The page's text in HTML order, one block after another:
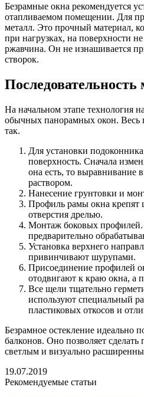
Безрамные окна рекомендуется
отапливаемом помещении. Для
металл. Это прочный материал,
при нагрузках, на поверхности
ржавчина. Он не изнашивается
створок.
На начальном этапе технология
обычных панорамных окон. Весь
так.
Для установки подоконника
поверхность. Сначала
она есть, то
раствором.
Нанесение грунтовки и
Профиль рамы окна крепят
отверстия дрелью.
Монтаж боковых профилей.
предварительно
Установка верхнего
привинчивают шурупами.
Присоединение профилей
отодвигают к краю окна, а
Все щели тщательно
используют специальный
пластиковых откосов и
Безрамное остекление идеально
балконов. Оно позволяет сделать
светлым и визуально
19.07.2019
Рекомендуемые статьи